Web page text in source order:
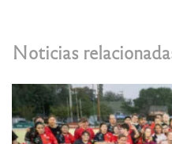
Noticias